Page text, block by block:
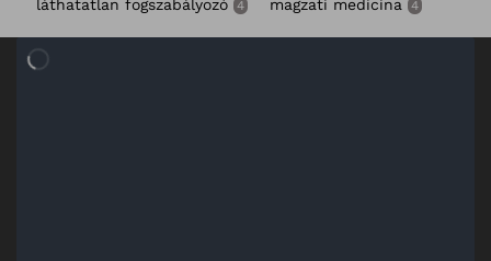
láthatatlan fogszabályozó 4 magzati medicina 4